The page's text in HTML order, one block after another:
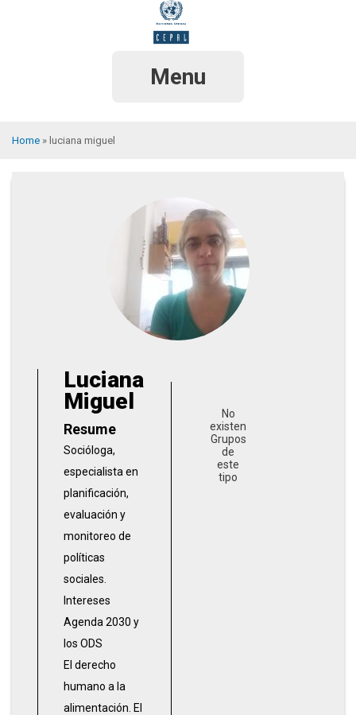
Menu
Home luciana miguel
Luciana
Miguel
Resume
Socióloga,
especialista en
planificación,
evaluación y
monitoreo de
políticas
sociales.
Intereses
Agenda 2030 y
los ODS
El derecho
humano a la
alimentación. El
No
existen
Grupos
de
este
tipo